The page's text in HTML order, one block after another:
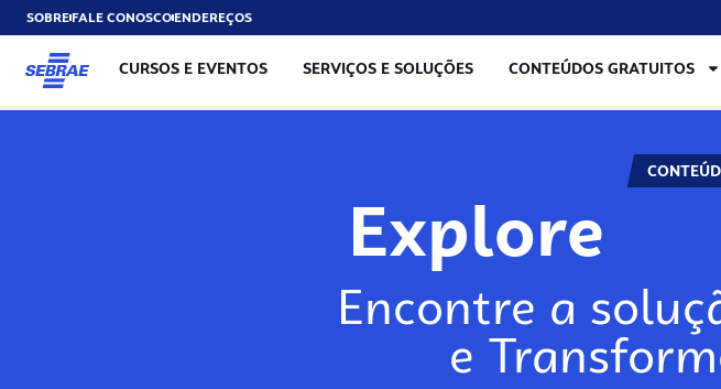
SOBREFALE CONOSCOENDEREÇOS
CURSOS E EVENTOS SERVIÇOS E SOLUÇÕES CONTEÚDOS GRATUITOS
Explore
Encontre a
e